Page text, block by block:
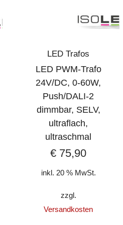
LED Trafos
LED PWM-Trafo
24V/DC, 0-60W,
Push/DALI-2
dimmbar, SELV,
ultraflach,
ultraschmal
€ 75,90
inkl. 20 % MwSt.
zzgl.
Versandkosten